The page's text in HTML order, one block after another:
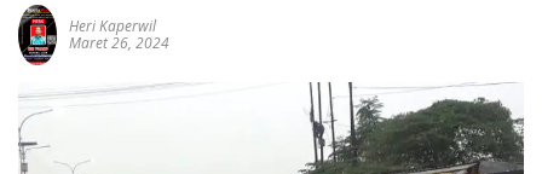
Heri Kaperwil
Maret 26, 2024